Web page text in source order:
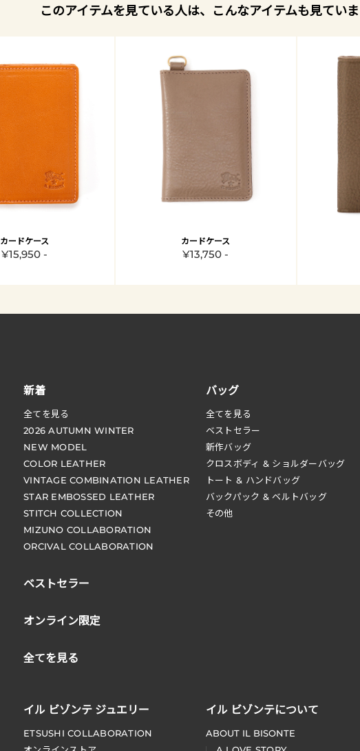
このアイテムを見ている人は、こんなアイテムも見てい
カードケース
¥15,950 -
カードケース
¥13,750 -
新着
全てを見る
2026 AUTUMN WINTER
NEW MODEL
COLOR LEATHER
VINTAGE COMBINATION LEATHER
STAR EMBOSSED LEATHER
STITCH COLLECTION
MIZUNO COLLABORATION
ORCIVAL COLLABORATION
ベストセラー
オンライン限定
全てを見る
バッグ
全てを見る
ベストセラー
新作バッグ
クロスボディ & ショルダーバッグ
トート & ハンドバッグ
バックパック & ベルトバッグ
その他
イル ビゾンテ ジュエリー
ETSUSHI COLLABORATION
イル ビゾンテについて
ABOUT IL BISONTE